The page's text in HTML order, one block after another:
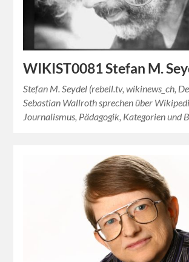
WIKIST0081 Stefan M.
Stefan M. Seydel (rebell.tv, wikinews_ch,
Sebastian Wallroth sprechen über
Journalismus, Pädagogik, Kategorien und